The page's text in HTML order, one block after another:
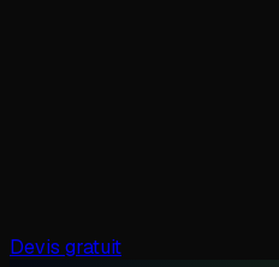
Devis gratuit